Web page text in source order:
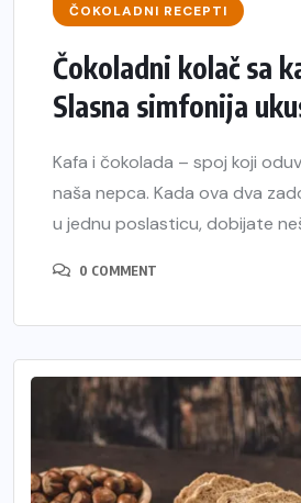
ČOKOLADNI RECEPTI
Čokoladni kolač sa
Slasna simfonija
Kafa i čokolada – spoj koji
naša nepca. Kada ova dva
u jednu poslasticu, dobijate
0 COMMENT